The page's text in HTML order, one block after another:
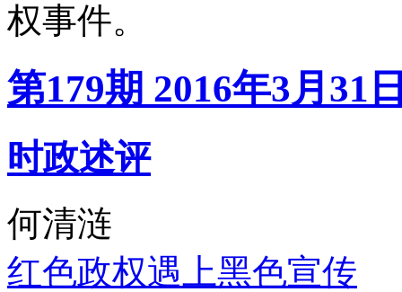
权事件。
第179期 2016年3月31
时政述评
何清涟
红色政权遇上黑色宣传